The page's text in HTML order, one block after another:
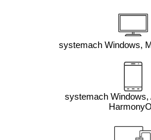
systemach Windows,
systemach Windows,